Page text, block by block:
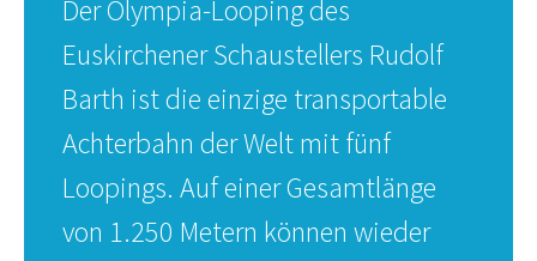
Der Olympia-Looping des
Euskirchener Schaustellers Rudolf
Barth ist die einzige transportable
Achterbahn der Welt mit fünf
Loopings. Auf einer Gesamtlänge
von 1.250 Metern können wieder